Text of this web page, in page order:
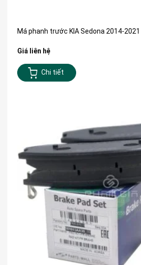
Má phanh trước KIA Sedona 2014-
Giá liên hệ
Chi tiết